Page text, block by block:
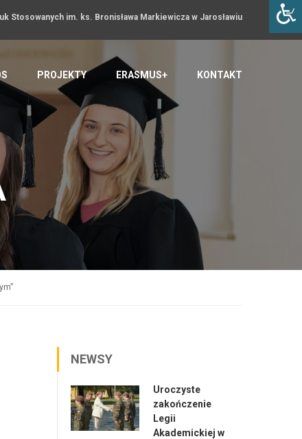
Stosowanych im. ks. Bronisława Markiewicza w Jarosławiu
PROJEKTY ERASMUS+ KONTAKT
NEWSY
Uroczyste
zakończenie
Legii
Akademickiej w